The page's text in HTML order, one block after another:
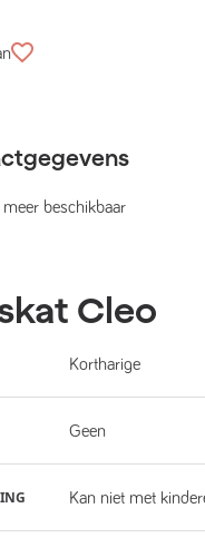
beschikbaar
Cleo
Kortharige
Geen
Kan niet met